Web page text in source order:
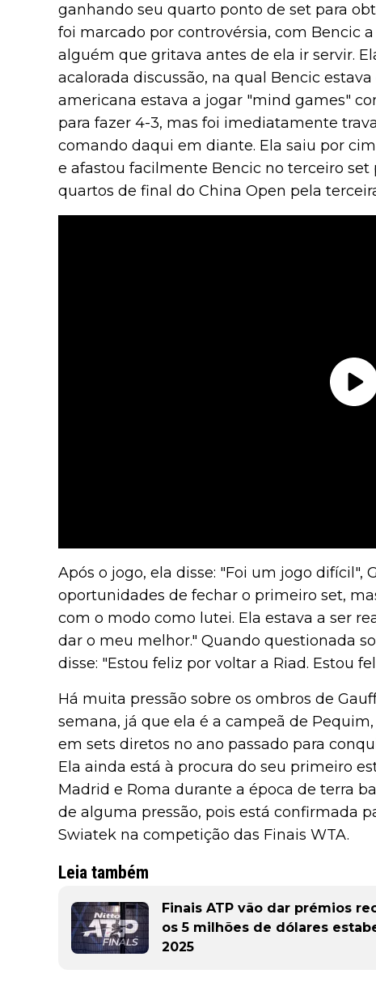
ganhando seu quarto ponto de set para
foi marcado por controvérsia, com Bencic
alguém que gritava antes de ela ir servir.
acalorada discussão, na qual Bencic
americana estava a jogar "mind games"
para fazer 4-3, mas foi imediatamente
comando daqui em diante. Ela saiu por
e afastou facilmente Bencic no terceiro set
quartos de final do China Open pela
Após o jogo, ela disse: "Foi um jogo difícil",
oportunidades de fechar o primeiro set,
com o modo como lutei. Ela estava a ser
dar o meu melhor." Quando questionada
disse: "Estou feliz por voltar a Riad. Estou
Há muita pressão sobre os ombros de
semana, já que ela é a campeã de
em sets diretos no ano passado para
Ela ainda está à procura do seu primeiro
Madrid e Roma durante a época de terra
de alguma pressão, pois está confirmada
Swiatek na competição das Finais WTA.
Leia também
Finais ATP vão dar prémios
os 5 milhões de dólares
2025